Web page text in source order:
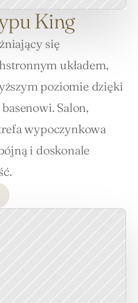
King
się
układem,
poziomie dzięki
Salon,
wypoczynkowa
i doskonale